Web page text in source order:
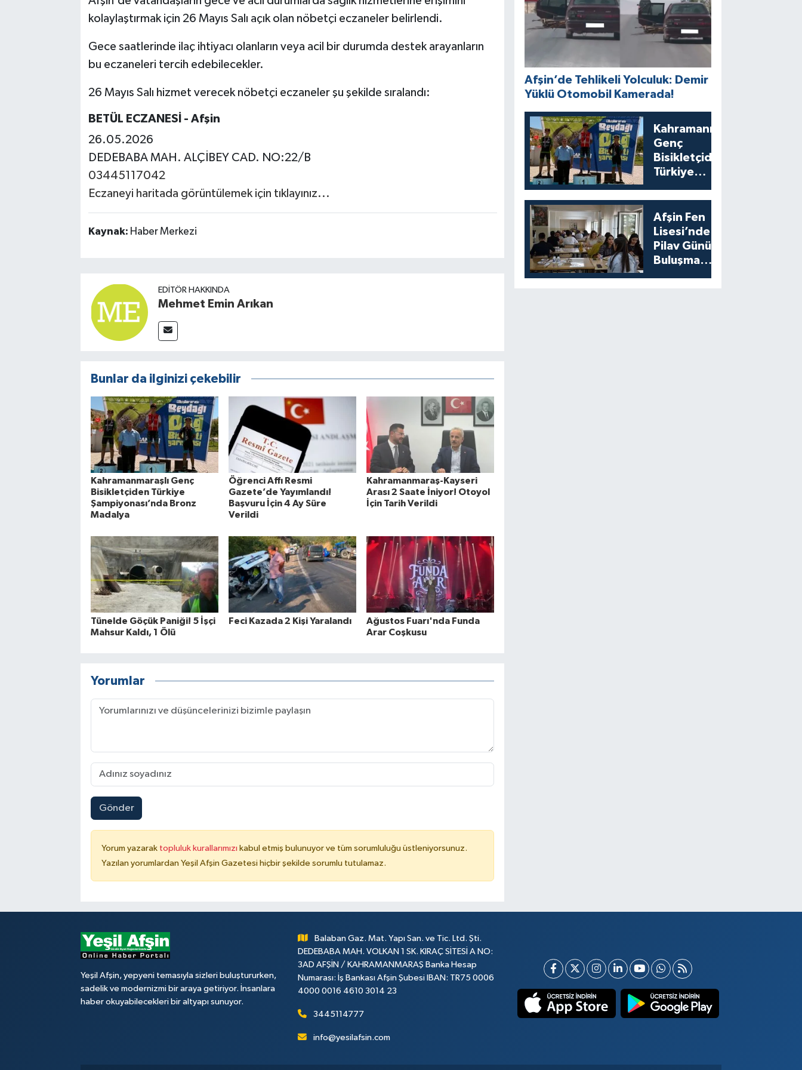
kolaylaştırmak için 26 Mayıs Salı açık olan nöbetçi eczaneler belirlendi.
Gece saatlerinde ilaç ihtiyacı olanların veya acil bir durumda destek arayanların
bu eczaneleri tercih edebilecekler.
26 Mayıs Salı hizmet verecek nöbetçi eczaneler şu şekilde sıralandı:
BETÜL ECZANESİ - Afşin
26.05.2026
DEDEBABA MAH. ALÇİBEY CAD. NO:22/B
03445117042
Eczaneyi haritada görüntülemek için tıklayınız...
Kaynak: Haber Merkezi
EDITÖR HAKKINDA
Mehmet Emin Arıkan
Bunlar da ilginizi çekebilir
Kahramanmaraşlı Genç
Bisikletçiden Türkiye
Şampiyonası’nda Bronz
Madalya
Öğrenci Affı Resmi
Gazete’de Yayımlandı!
Başvuru İçin 4 Ay Süre
Verildi
Kahramanmaraş-Kayseri
Arası 2 Saate İniyor! Otoyol
İçin Tarih Verildi
Tünelde Göçük Paniği! 5 İşçi
Mahsur Kaldı, 1 Ölü
Feci Kazada 2 Kişi Yaralandı
Ağustos Fuarı'nda Funda
Arar Coşkusu
Yorumlar
Gönder
Yorum yazarak topluluk kurallarımızı kabul etmiş bulunuyor ve tüm sorumluluğu üstleniyorsunuz.
Yazılan yorumlardan Yeşil Afşin Gazetesi hiçbir şekilde sorumlu tutulamaz.
Afşin’de Tehlikeli Yolculuk: Demir
Yüklü Otomobil Kamerada!
Kahramanmaraşlı
Genç
Bisikletçiden
Türkiye
Bronz Madalya
Afşin Fen
Lisesi’nde
Pilav Günü
Buluşması
Yeşil Afşin, yepyeni temasıyla sizleri buluştururken,
sadelik ve modernizmi bir araya getiriyor. İnsanlara
haber okuyabilecekleri bir altyapı sunuyor.
Balaban Gaz. Mat. Yapı San. ve Tic. Ltd. Şti.
DEDEBABA MAH. VOLKAN 1 SK. KIRAÇ SİTESİ A NO:
3AD AFŞİN / KAHRAMANMARAŞ Banka Hesap
Numarası: İş Bankası Afşin Şubesi IBAN: TR75 0006
4000 0016 4610 3014 23
3445114777
info@yesilafsin.com